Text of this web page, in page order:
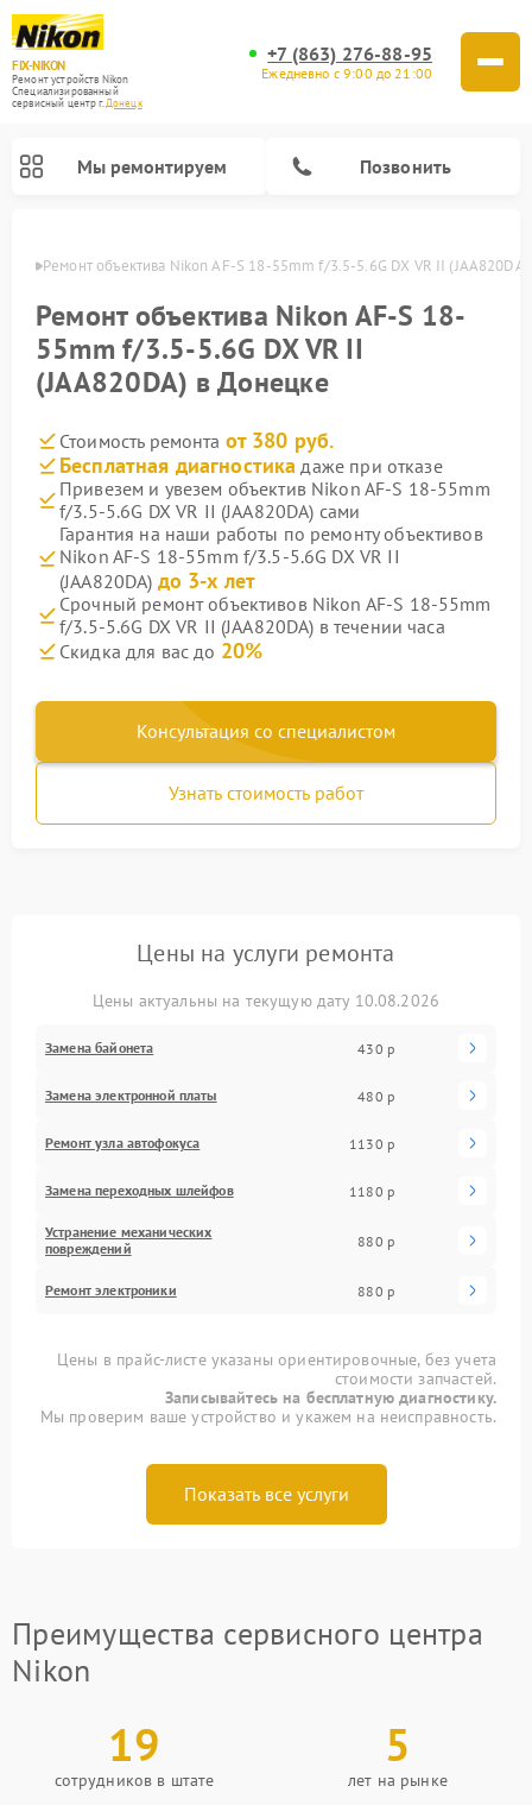
FIX-NIKON
Ремонт устройств Nikon
Специализированный
cервисный центр г.Донецк
+7 (863) 276-88-95
Ежедневно с 9:00 до 21:00
Мы ремонтируем Позвонить
Ремонт объектива Nikon AF-S 18-55mm f/3.5-5.6G DX VR II
Ремонт объектива Nikon AF-S 18-
55mm f/3.5-5.6G DX VR II
(JAA820DA) в Донецке
Стоимость ремонта от 380 руб.
Бесплатная диагностика даже при отказе
Привезем и увезем объектив Nikon AF-S 18-55mm
f/3.5-5.6G DX VR II (JAA820DA) сами
Гарантия на наши работы по ремонту объективов
Nikon AF-S 18-55mm f/3.5-5.6G DX VR II
(JAA820DA) до 3-х лет
Срочный ремонт объективов Nikon AF-S 18-55mm
f/3.5-5.6G DX VR II (JAA820DA) в течении часа
Скидка для вас до 20%
Консультация со специалистом
Узнать стоимость работ
Цены на услуги ремонта
Цены актуальны на текущую дату 10.08.2026
Замена байонета 430 р
Замена электронной платы 480 р
Ремонт узла автофокуса 1130 р
Замена переходных шлейфов 1180 р
Устранение механических
повреждений
880 р
Ремонт электроники 880 р
Цены в прайс-листе указаны ориентировочные, без учета
стоимости запчастей.
Записывайтесь на бесплатную диагностику.
Мы проверим ваше устройство и укажем на неисправность.
Показать все услуги
Преимущества сервисного центра
Nikon
19
сотрудников в штате
5
лет на рынке